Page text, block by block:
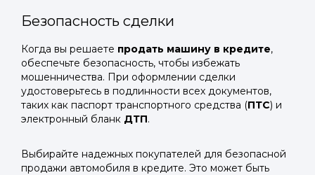
Безопасность сделки
Когда вы решаете продать машину в кредите,
обеспечьте безопасность, чтобы избежать
мошенничества. При оформлении сделки
удостоверьтесь в подлинности всех документов,
таких как паспорт транспортного средства (ПТС) и
электронный бланк ДТП.
Выбирайте надежных покупателей для безопасной
продажи автомобиля в кредите. Это может быть